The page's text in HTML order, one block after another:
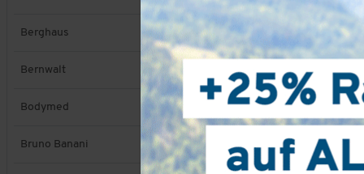
Berghaus
Bernwalt
Bodymed
Bruno Banani